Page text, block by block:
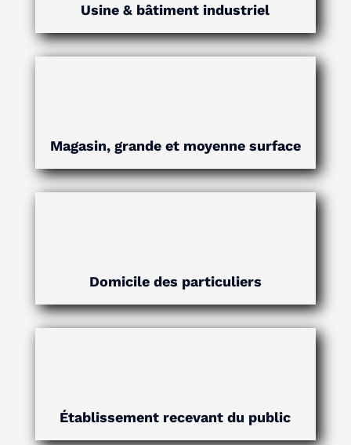
Usine & bâtiment industriel
Magasin, grande et moyenne surface
Domicile des particuliers
Établissement recevant du public